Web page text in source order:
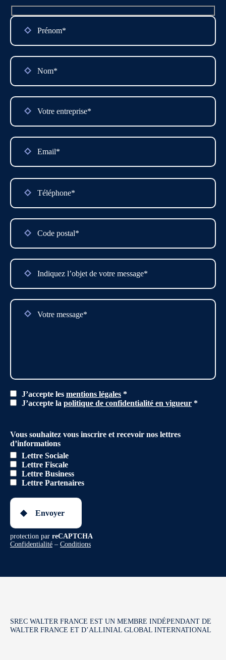
Please
leave
field
empty.
J’accepte les mentions légales *
J’accepte la politique de confidentialité en vigueur *
Vous souhaitez vous inscrire et recevoir nos lettres
d’informations
Lettre Sociale
Lettre Fiscale
Lettre Business
Lettre Partenaires
Envoyer
protection par reCAPTCHA
Confidentialité – Conditions
SREC WALTER FRANCE EST UN MEMBRE INDÉPENDANT DE
WALTER FRANCE ET D’ALLINIAL GLOBAL INTERNATIONAL